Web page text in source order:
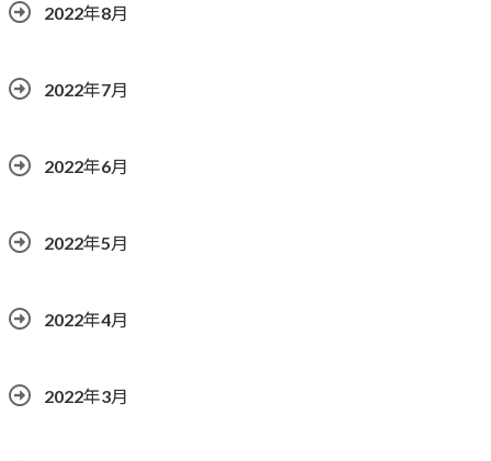
2022年8月
2022年7月
2022年6月
2022年5月
2022年4月
2022年3月